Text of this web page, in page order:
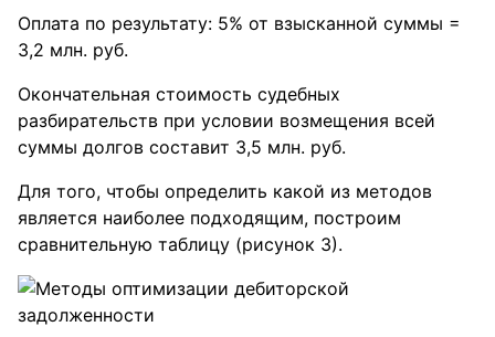
Оплата по результату: 5% от взысканной суммы =
3,2 млн. руб.
Окончательная стоимость судебных
разбирательств при условии возмещения всей
суммы долгов составит 3,5 млн. руб.
Для того, чтобы определить какой из методов
является наиболее подходящим, построим
сравнительную таблицу (рисунок 3).